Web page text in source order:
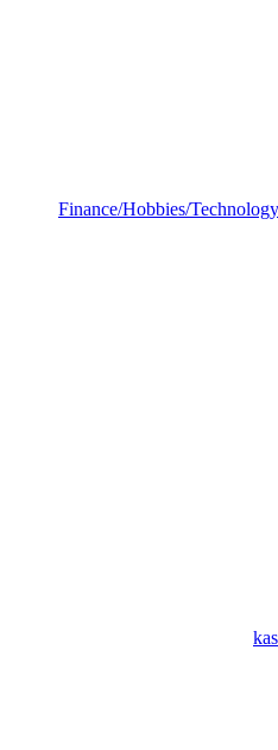
Finance/Hobbies/